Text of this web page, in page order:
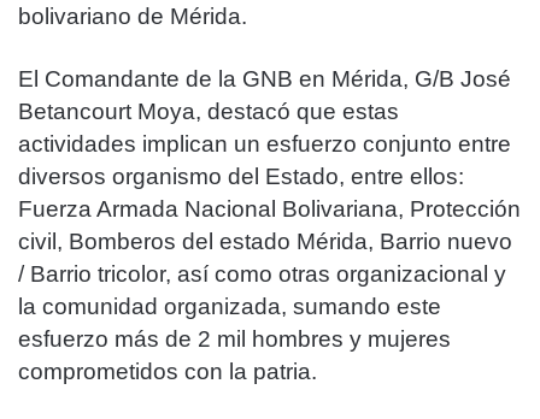
bolivariano de Mérida.
El Comandante de la GNB en Mérida, G/B José
Betancourt Moya, destacó que estas
actividades implican un esfuerzo conjunto entre
diversos organismo del Estado, entre ellos:
Fuerza Armada Nacional Bolivariana, Protección
civil, Bomberos del estado Mérida, Barrio nuevo
/ Barrio tricolor, así como otras organizacional y
la comunidad organizada, sumando este
esfuerzo más de 2 mil hombres y mujeres
comprometidos con la patria.